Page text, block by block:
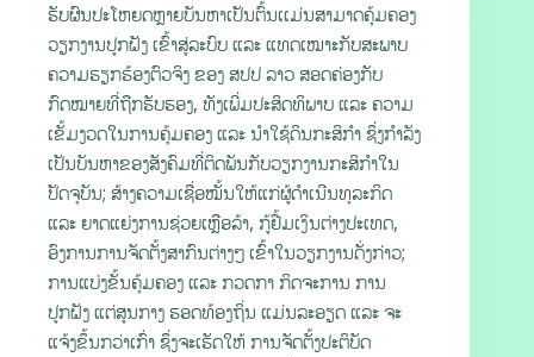
ຮັບຜົນປະໂຫຍດຫຼາຍບັນຫາເປັນຕົ້ນເເມ່ນສາມາດຄຸ້ມຄອງ
ວຽກງານປູກຝັງ ເຂົ້າສູ່ລະບົບ ແລະ ແທດເໝາະກັບສະພາບ
ຄວາມຮຽກຮ້ອງຕົວຈິງ ຂອງ ສປປ ລາວ ສອດຄ່ອງກັບ
ກົດໝາຍທີ່ຖືກຮັບຮອງ, ທັງເພີ່ມປະສິດທິພາບ ແລະ ຄວາມ
ເຂັ້ມງວດໃນການຄຸ້ມຄອງ ແລະ ນໍາໃຊ້ດິນກະສິກຳ ຊຶ່ງກຳລັງ
ເປັນບັນຫາຂອງສັງຄົມທີ່ຕິດພັນກັບວຽກງານກະສິກຳໃນ
ປັດຈຸບັນ; ສ້າງຄວາມເຊື່ອໝັ້ນໃຫ້ແກ່ຜູ້ດຳເນີນທຸລະກິດ
ແລະ ຍາດແຍ່ງການຊ່ວຍເຫຼືອລ້າ, ກູ້ຢື້ມເງິນຕ່າງປະເທດ,
ອົງການການຈັດຕັ້ງສາກົນຕ່າງໆ ເຂົ້າໃນວຽກງານດັ່ງກ່າວ;
ການແບ່ງຂັ້ນຄຸ້ມຄອງ ແລະ ກວດກາ ກິດຈະການ ການ
ປູກຝັງ ແຕ່ສູນກາງ ຮອດທ້ອງຖິ່ນ ແມ່ນລະອຽດ ແລະ ຈະ
ແຈ້ງຂຶ້ນກວ່າເກົ່າ ຊຶ່ງຈະເຮັດໃຫ້ ການຈັດຕັ້ງປະຕິບັດ